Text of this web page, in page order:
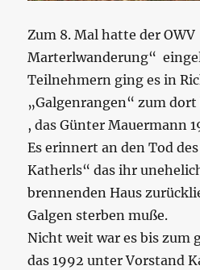
Zum 8. Mal hatte der
Marterlwanderung“
Teilnehmern ging es in
„Galgenrangen“ zum
, das Günter Mauermann
Es erinnert an den Tod
Katherls“ das ihr
brennenden Haus
Galgen sterben muße.
Nicht weit war es bis zum
das 1992 unter Vorstand